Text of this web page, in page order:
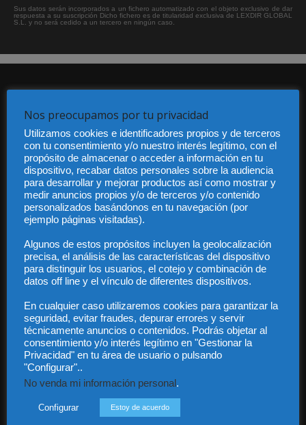
Sus datos serán incorporados a un fichero automatizado con el objeto exclusivo de dar
respuesta a su suscripción Dicho fichero es de titularidad exclusiva de LEXDIR GLOBAL
S.L. y no será cedido a un tercero en ningún caso.
Audiencia y Publicidad
Quiénes somos
Legal
Privacidad
Contacto
Guía Colaboradores
Contáctanos:info@diariojuridico.com
Incluso más noticias
Especialización total: por qué TBF Abogados
es el referente en derecho...
7 agosto, 2026
Nos preocupamos por tu privacidad
Utilizamos cookies e identificadores propios y de terceros
con tu consentimiento y/o nuestro interés legítimo, con el
propósito de almacenar o acceder a información en tu
dispositivo, recabar datos personales sobre la audiencia
para desarrollar y mejorar productos así como mostrar y
medir anuncios propios y/o de terceros y/o contenido
personalizados basándonos en tu navegación (por
ejemplo páginas visitadas).
Algunos de estos propósitos incluyen la geolocalización
precisa, el análisis de las características del dispositivo
para distinguir los usuarios, el cotejo y combinación de
datos off line y el vínculo de diferentes dispositivos.
En cualquier caso utilizaremos cookies para garantizar la
seguridad, evitar fraudes, depurar errores y servir
técnicamente anuncios o contenidos. Podrás objetar al
consentimiento y/o interés legítimo en "Gestionar la
Privacidad" en tu área de usuario o pulsando
"Configurar"..
No venda mi información personal.
Configurar Estoy de acuerdo